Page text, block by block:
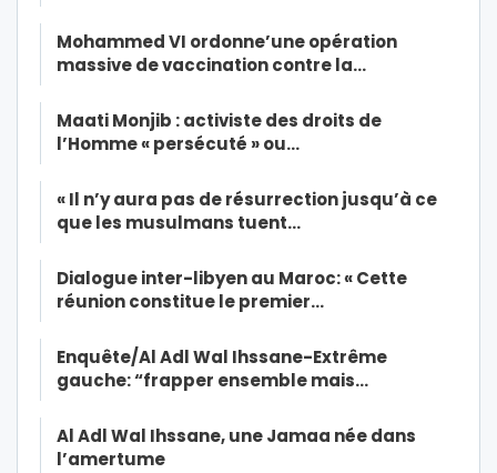
Mohammed VI ordonne’une opération
massive de vaccination contre la…
Maati Monjib : activiste des droits de
l’Homme « persécuté » ou…
« Il n’y aura pas de résurrection jusqu’à ce
que les musulmans tuent…
Dialogue inter-libyen au Maroc: « Cette
réunion constitue le premier…
Enquête/Al Adl Wal Ihssane-Extrême
gauche: “frapper ensemble mais…
Al Adl Wal Ihssane, une Jamaa née dans
l’amertume